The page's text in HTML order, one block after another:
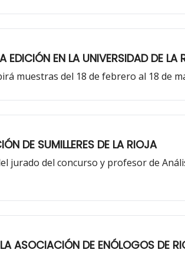
EDICIÓN EN LA UNIVERSIDAD DE LA
muestras del 18 de febrero al 18 de
DE SUMILLERES DE LA RIOJA
del concurso y profesor de
ASOCIACIÓN DE ENÓLOGOS DE